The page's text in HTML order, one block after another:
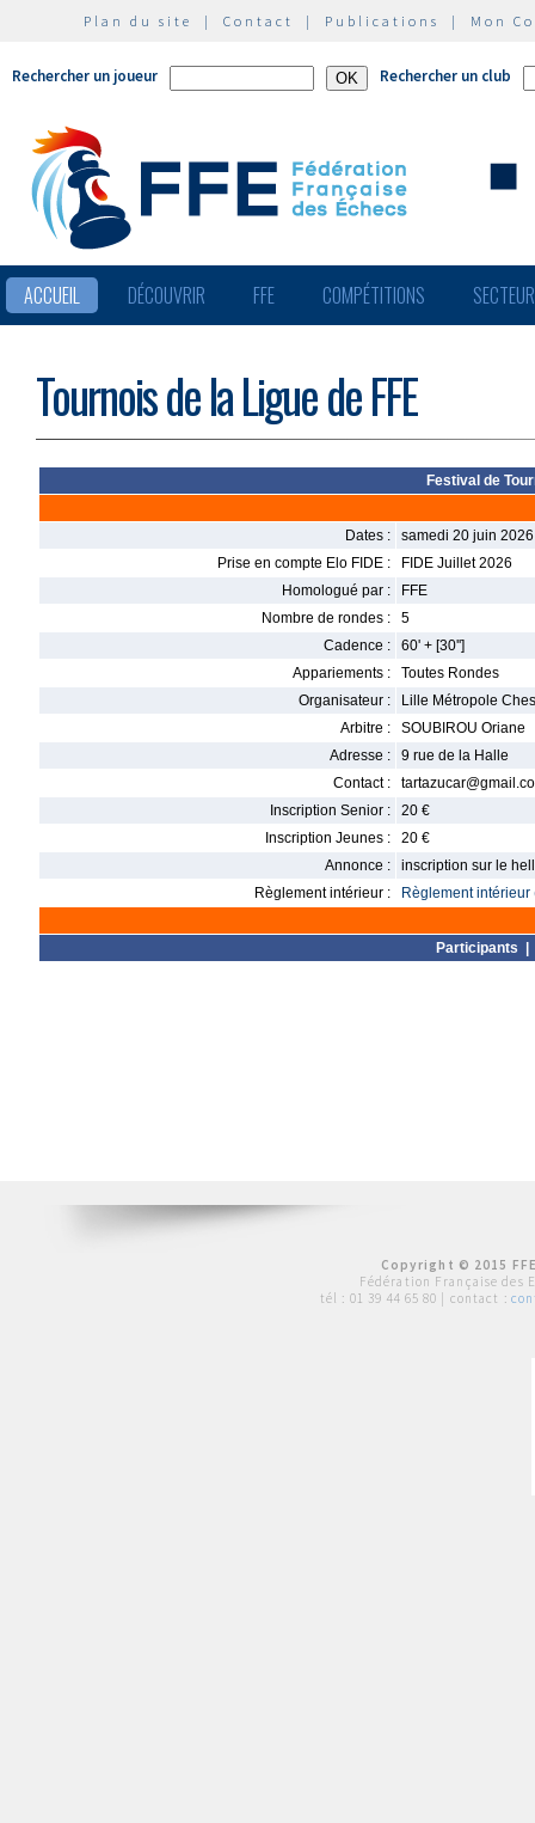
Plan du site | Contact | Publications | Mon
Rechercher un joueur Rechercher un club
ACCUEIL DÉCOUVRIR FFE COMPÉTITIONS
Tournois de la Ligue de FFE
Festival de
Dates :
samedi 20 juin
Prise en compte Elo FIDE :
FIDE Juillet 2026
Homologué par :
FFE
Nombre de rondes :
5
Cadence :
60' + [30'']
Appariements :
Toutes Rondes
Organisateur :
Lille Métropole
Arbitre :
SOUBIROU Oriane
Adresse :
9 rue de la Halle
Contact :
Inscription Senior :
20 €
Inscription Jeunes :
20 €
Annonce :
inscription sur le
Règlement intérieur :
Règlement intérieur
Participants
Copyright © 2015
Fédération Française des
tél : 01 39 44 65 80 | contact :